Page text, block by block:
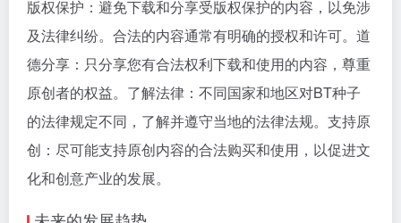
版权保护：避免下载和分享受版权保护的内容，以免涉
及法律纠纷。合法的内容通常有明确的授权和许可。道
德分享：只分享您有合法权利下载和使用的内容，尊重
原创者的权益。了解法律：不同国家和地区对BT种子
的法律规定不同，了解并遵守当地的法律法规。支持原
创：尽可能支持原创内容的合法购买和使用，以促进文
化和创意产业的发展。